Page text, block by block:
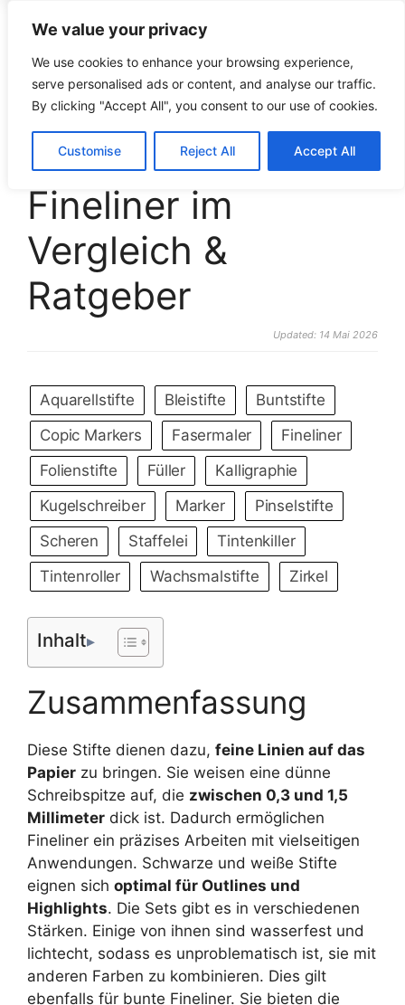
We value your privacy
We use cookies to enhance your browsing experience,
serve personalised ads or content, and analyse our traffic.
By clicking "Accept All", you consent to our use of cookies.
Customise Reject All Accept All
croco-puzzle.de
Die 10 besten
Fineliner im
Vergleich &
Ratgeber
Updated: 14 Mai 2026
Aquarellstifte Bleistifte
Buntstifte
Copic Markers
Fasermaler
Fineliner
Folienstifte
Füller
Kalligraphie
Kugelschreiber
Marker
Pinselstifte
Scheren
Staffelei
Tintenkiller
Tintenroller
Wachsmalstifte Zirkel
Inhalt
Zusammenfassung
Diese Stifte dienen dazu, feine Linien auf das
Papier zu bringen. Sie weisen eine dünne
Schreibspitze auf, die zwischen 0,3 und 1,5
Millimeter dick ist. Dadurch ermöglichen
Fineliner ein präzises Arbeiten mit vielseitigen
Anwendungen. Schwarze und weiße Stifte
eignen sich optimal für Outlines und
Highlights. Die Sets gibt es in verschiedenen
Stärken. Einige von ihnen sind wasserfest und
lichtecht, sodass es unproblematisch ist, sie mit
anderen Farben zu kombinieren. Dies gilt
ebenfalls für bunte Fineliner. Sie bieten die